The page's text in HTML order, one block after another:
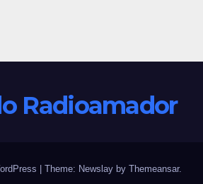
Radioamador
Theme: Newslayby Themeansar.